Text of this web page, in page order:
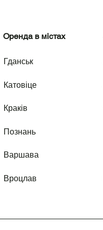
Оренда в містах
Гданськ
Катовіце
Краків
Познань
Варшава
Вроцлав